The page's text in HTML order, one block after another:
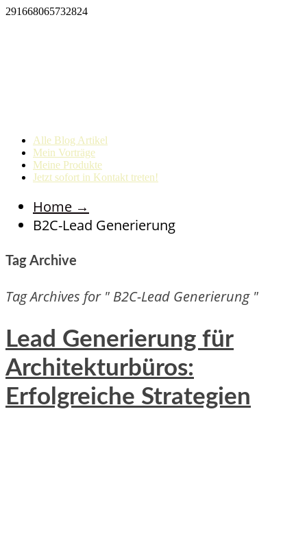
291668065732824
Alle Blog Artikel
Mein Vorträge
Meine Produkte
Jetzt sofort in Kontakt treten!
Home →
B2C-Lead Generierung
Tag Archive
Tag Archives for " B2C-Lead Generierung "
Lead Generierung für
Architekturbüros:
Erfolgreiche Strategien